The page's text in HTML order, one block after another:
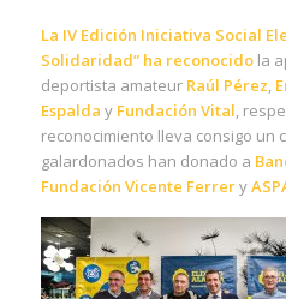
La IV Edición Iniciativa Social
Solidaridad” ha reconocido la
deportista amateur Raúl Pérez,
Espalda y Fundación Vital,
reconocimiento lleva consigo un
galardonados han donado a
Fundación Vicente Ferrery